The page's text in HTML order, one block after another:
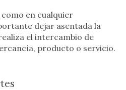
en cualquier
dejar asentada la
el intercambio de
producto o servicio.